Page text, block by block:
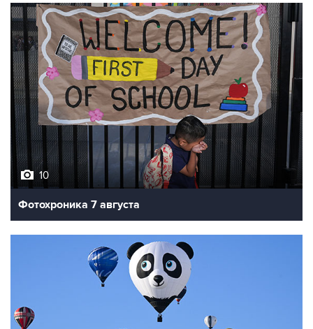
10
Фотохроника 7 августа